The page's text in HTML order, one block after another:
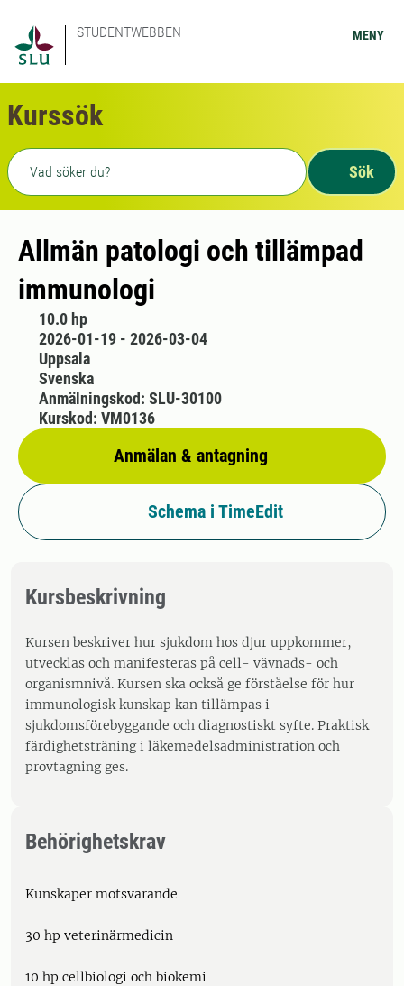
STUDENTWEBBEN MENY
Kurssök
Fritext sökning
Sök
Allmän patologi och tillämpad
immunologi
10.0 hp
2026-01-19 - 2026-03-04
Uppsala
Svenska
Anmälan & antagning
Anmälningskod: SLU-30100
Kurskod: VM0136
Schema i TimeEdit
Kursbeskrivning
Kursen beskriver hur sjukdom hos djur uppkommer,
utvecklas och manifesteras på cell- vävnads- och
organismnivå. Kursen ska också ge förståelse för hur
immunologisk kunskap kan tillämpas i
sjukdomsförebyggande och diagnostiskt syfte. Praktisk
färdighetsträning i läkemedelsadministration och
provtagning ges.
Behörighetskrav
Kunskaper motsvarande
30 hp veterinärmedicin
10 hp cellbiologi och biokemi